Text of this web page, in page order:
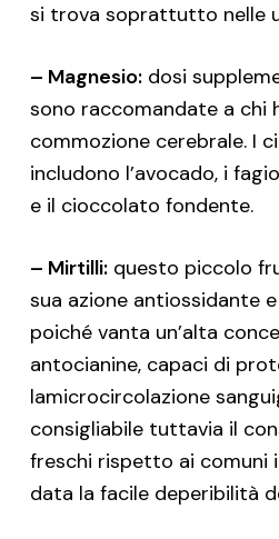
si trova soprattutto nelle
– Magnesio:dosi
sono raccomandate a chi
commozione cerebrale. I
includono l’avocado, i
e il cioccolato fondente.
– Mirtilli:questo piccolo
sua azione antiossidante
poiché vanta un’alta
antocianine, capaci di
lamicrocircolazione
consigliabile tuttavia il
freschi rispetto ai comuni
data la facile deperibilità